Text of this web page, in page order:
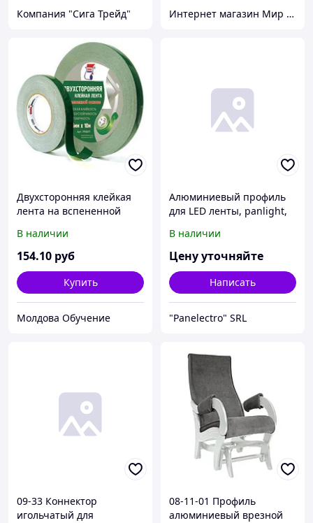
Компания "Сига Трейд" Интернет магазин Мир стендов. Товары из Украины
Двухсторонняя клейкая
лента на вспененной
зеркал 19мм х 10м Kleb
В наличии
154.10 руб
Купить
Молдова Обучение
Алюминиевый профиль
для LED ленты, panlight,
врезной профиль LED,
подсветка мебели
В наличии
Цену уточняйте
Написать
"Panelectro" SRL
09-33 Коннектор
игольчатый для
08-11-01 Профиль
алюминиевый врезной